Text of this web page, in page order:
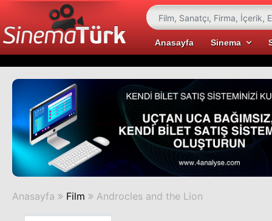
Anasayfa Sinema
Anasayfa Film Androcles and the Lion